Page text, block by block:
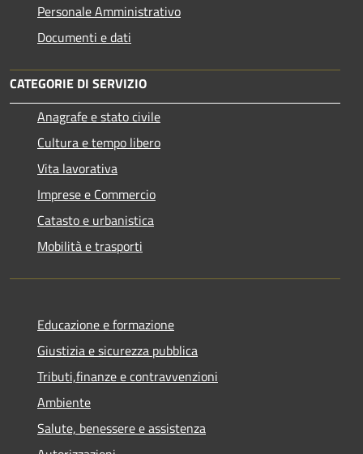
Personale Amministrativo
Documenti e dati
CATEGORIE DI SERVIZIO
Anagrafe e stato civile
Cultura e tempo libero
Vita lavorativa
Imprese e Commercio
Catasto e urbanistica
Mobilità e trasporti
Educazione e formazione
Giustizia e sicurezza pubblica
Tributi,finanze e contravvenzioni
Ambiente
Salute, benessere e assistenza